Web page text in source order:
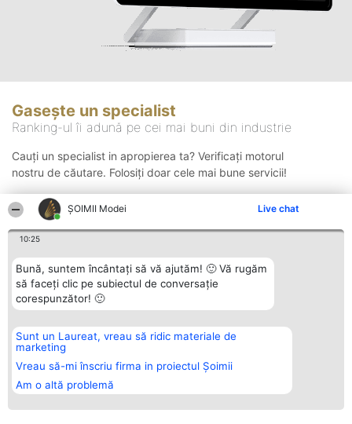
ȘOIMII Modei Live chat
10:25
Bună, suntem încântați să vă ajutăm! 🙂 Vă rugăm
să faceți clic pe subiectul de conversație
corespunzător! 🙂
Sunt un Laureat, vreau să ridic materiale de
marketing
Vreau să-mi înscriu firma in proiectul Șoimii
Am o altă problemă
Gasește un specialist
Ranking-ul îi adună pe cei mai buni din industrie
Cauți un specialist in apropierea ta? Verificați motorul
nostru de căutare. Folosiți doar cele mai bune servicii!
Organizator Ranking
BRIGHT SOLUTIONS BR SRL
Aleea Timisul De Sus 2 Bl. A30
Sc. A Et. 4 Ap. 13 Cod 061952
București
CUI 36737675
Plebiscyt
Lista Tuturor
Laureaților
Statut
Contact